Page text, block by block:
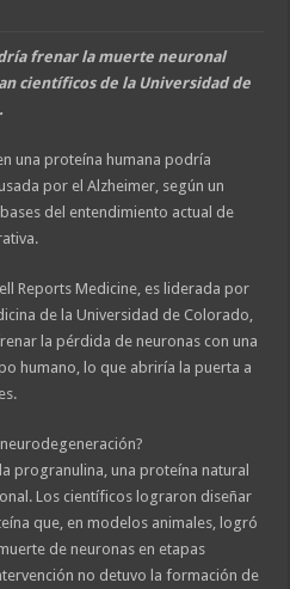
frenar la muerte neuronal
científicos de la Universidad de
una proteína humana podría
por el Alzheimer, según un
del entendimiento actual de
Reports Medicine, es liderada por
de la Universidad de Colorado,
la pérdida de neuronas con una
humano, lo que abriría la puerta a
progranulina, una proteína natural
Los científicos lograron diseñar
que, en modelos animales, logró
de neuronas en etapas
no detuvo la formación de